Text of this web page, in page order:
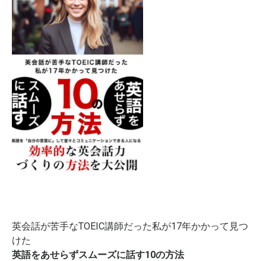
英会話が苦手なTOEIC講師だった私が17年かかって見つ
けた
英語をあせらずスムーズに話す10の方法